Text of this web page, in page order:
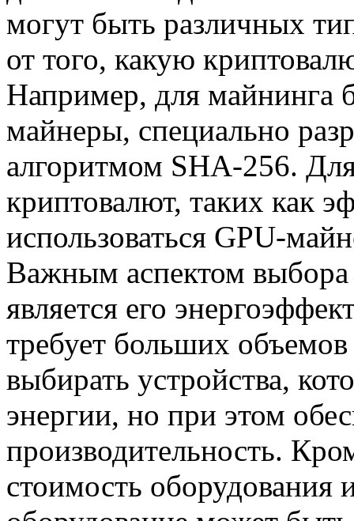
могут быть различных
от того, какую
Например, для майнинга
майнеры, специально
алгоритмом SHA-256.
криптовалют, таких как
использоваться GPU-
Важным аспектом выбора
является его
требует больших
выбирать устройства,
энергии, но при этом
производительность.
стоимость оборудования